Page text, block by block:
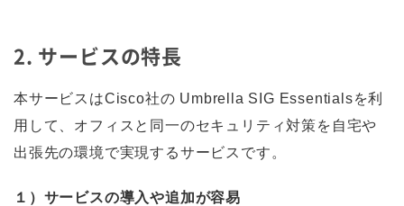
2. サービスの特長
本サービスはCisco社の Umbrella SIG Essentialsを利
用して、オフィスと同一のセキュリティ対策を自宅や
出張先の環境で実現するサービスです。
１）サービスの導入や追加が容易